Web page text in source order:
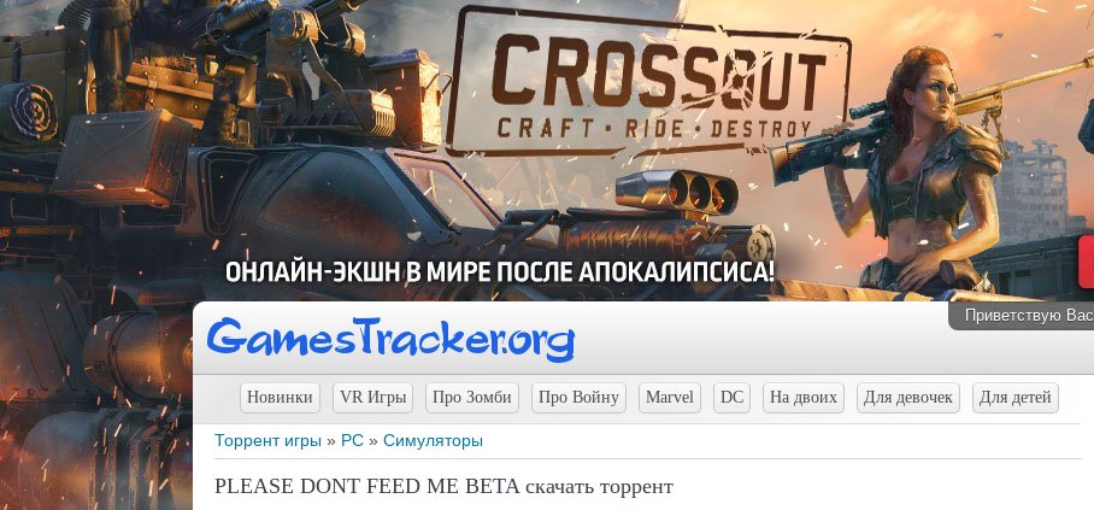
Приветствую Вас
Новинки VR Игры Про Зомби Про Войну Marvel DC На двоих Для девочек Для детей
Торрент игры » PC » Симуляторы
PLEASE DONT FEED ME BETA скачать торрент